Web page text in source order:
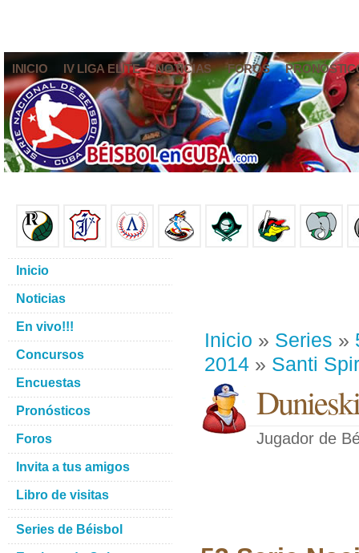
INICIO IV LIGA ELITE NOTICIAS FOROS
Inicio » Series »
2014 » Santi
Jugador de
Inicio
Noticias
En vivo!!!
Concursos
Encuestas
Pronósticos
Foros
Invita a tus amigos
Libro de visitas
Series de Béisbol